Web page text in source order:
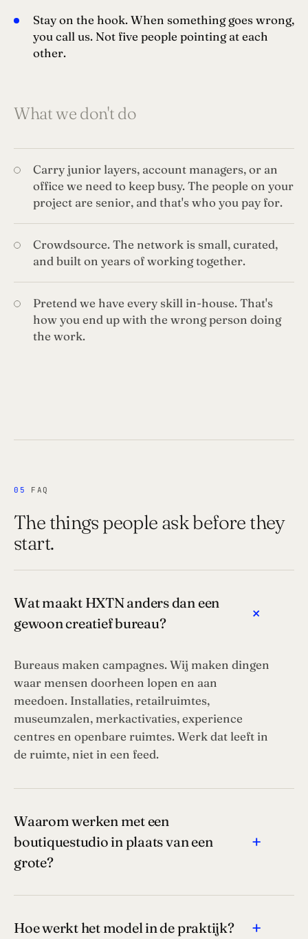
Stay on the hook. When something goes wrong,
you call us. Not five people pointing at each
other.
What we don't do
Carry junior layers, account managers, or an
office we need to keep busy. The people on your
project are senior, and that's who you pay for.
Crowdsource. The network is small, curated,
and built on years of working together.
Pretend we have every skill in-house. That's
how you end up with the wrong person doing
the work.
05 FAQ
The things people ask before they
start.
Wat maakt HXTN anders dan een
gewoon creatief bureau?
+
Bureaus maken campagnes. Wij maken dingen
waar mensen doorheen lopen en aan
meedoen. Installaties, retailruimtes,
museumzalen, merkactivaties, experience
centres en openbare ruimtes. Werk dat leeft in
de ruimte, niet in een feed.
Waarom werken met een
boutiquestudio in plaats van een
grote?
+
Hoe werkt het model in de praktijk? +